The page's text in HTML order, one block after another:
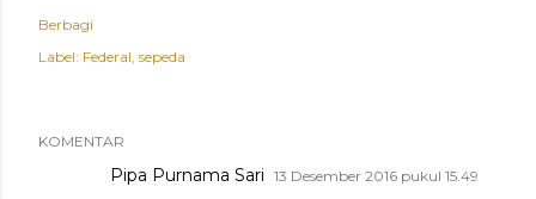
Berbagi
Label: Federal sepeda
KOMENTAR
Pipa Purnama Sari 13 Desember 2016 pukul 15.49